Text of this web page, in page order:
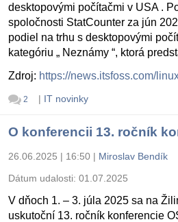
desktopovými počítačmi v USA .
spoločnosti StatCounter za jún
podiel na trhu s desktopovými
kategóriu „ Neznámy “, ktorá
Zdroj: https://news.itsfoss.com/
2 | IT novinky
O konferencii 13. ročník
26.06.2025 | 16:50 | Miroslav Bendík
Dátum udalosti: 01.07.2025
V dňoch 1. – 3. júla 2025 sa na
uskutoční 13. ročník konferencie